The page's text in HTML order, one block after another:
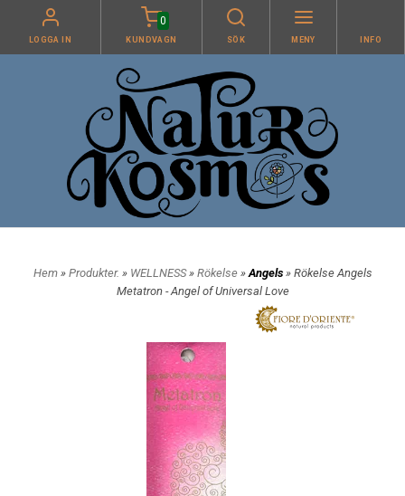
LOGGA IN
0
KUNDVAGN SÖK MENY INFO
Hem» Produkter. » WELLNESS» Rökelse » Angels » Rökelse Angels
Metatron - Angel of Universal Love